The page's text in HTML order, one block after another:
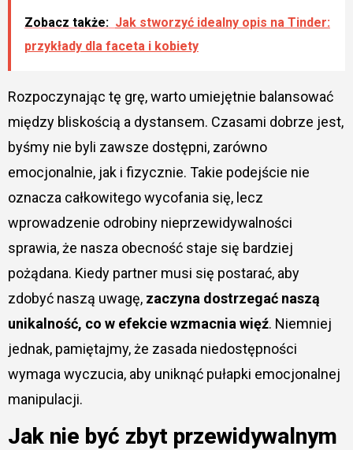
Zobacz także: Jak stworzyć idealny opis na Tinder:
przykłady dla faceta i kobiety
Rozpoczynając tę grę, warto umiejętnie balansować
między bliskością a dystansem. Czasami dobrze jest,
byśmy nie byli zawsze dostępni, zarówno
emocjonalnie, jak i fizycznie. Takie podejście nie
oznacza całkowitego wycofania się, lecz
wprowadzenie odrobiny nieprzewidywalności
sprawia, że nasza obecność staje się bardziej
pożądana. Kiedy partner musi się postarać, aby
zdobyć naszą uwagę, zaczyna dostrzegać naszą
unikalność, co w efekcie wzmacnia więź. Niemniej
jednak, pamiętajmy, że zasada niedostępności
wymaga wyczucia, aby uniknąć pułapki emocjonalnej
manipulacji.
Jak nie być zbyt przewidywalnym